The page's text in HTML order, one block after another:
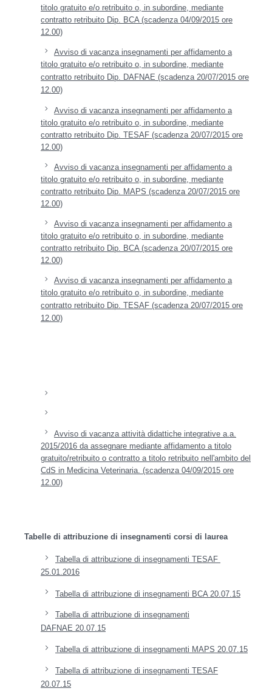
titolo gratuito e/o retribuito o, in subordine, mediante
contratto retribuito Dip. BCA (scadenza 04/09/2015 ore
12.00)
Avviso di vacanza insegnamenti per affidamento a
titolo gratuito e/o retribuito o, in subordine, mediante
contratto retribuito Dip. DAFNAE (scadenza 20/07/2015 ore
12.00)
Avviso di vacanza insegnamenti per affidamento a
titolo gratuito e/o retribuito o, in subordine, mediante
contratto retribuito Dip. TESAF (scadenza 20/07/2015 ore
12.00)
Avviso di vacanza insegnamenti per affidamento a
titolo gratuito e/o retribuito o, in subordine, mediante
contratto retribuito Dip. MAPS (scadenza 20/07/2015 ore
12.00)
Avviso di vacanza insegnamenti per affidamento a
titolo gratuito e/o retribuito o, in subordine, mediante
contratto retribuito Dip. BCA (scadenza 20/07/2015 ore
12.00)
Avviso di vacanza insegnamenti per affidamento a
titolo gratuito e/o retribuito o, in subordine, mediante
contratto retribuito Dip. TESAF (scadenza 20/07/2015 ore
12.00)
Avviso di vacanza attività didattiche integrative a.a.
2015/2016 da assegnare mediante affidamento a titolo
gratuito/retribuito o contratto a titolo retribuito nell'ambito del
CdS in Medicina Veterinaria. (scadenza 04/09/2015 ore
12.00)
Tabelle di attribuzione di insegnamenti corsi di laurea
Tabella di attribuzione di insegnamenti TESAF
25.01.2016
Tabella di attribuzione di insegnamenti BCA 20.07.15
Tabella di attribuzione di insegnamenti
DAFNAE 20.07.15
Tabella di attribuzione di insegnamenti MAPS 20.07.15
Tabella di attribuzione di insegnamenti TESAF
20.07.15